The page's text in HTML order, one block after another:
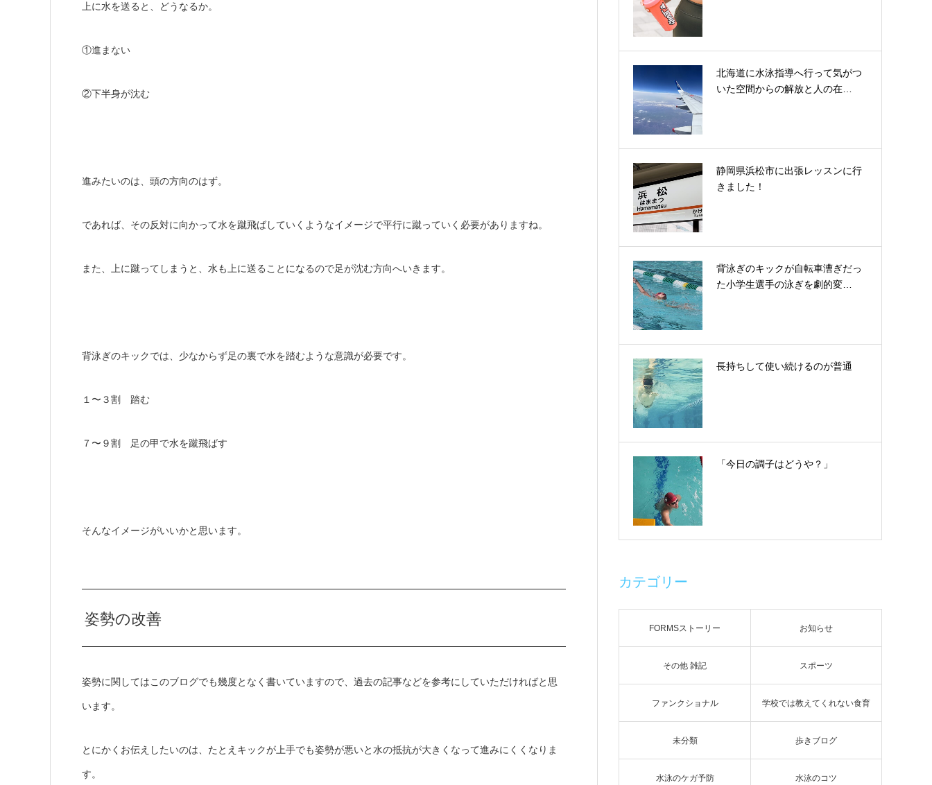
上に水を送ると、どうなるか。
①進まない
②下半身が沈む
進みたいのは、頭の方向のはず。
であれば、その反対に向かって水を蹴飛ばしていくようなイメージで平行に蹴っていく必要がありますね。
また、上に蹴ってしまうと、水も上に送ることになるので足が沈む方向へいきます。
背泳ぎのキックでは、少なからず足の裏で水を踏むような意識が必要です。
１〜３割 踏む
７〜９割 足の甲で水を蹴飛ばす
そんなイメージがいいかと思います。
姿勢の改善
姿勢に関してはこのブログでも幾度となく書いていますので、過去の記事などを参考にしていただければと思
います。
とにかくお伝えしたいのは、たとえキックが上手でも姿勢が悪いと水の抵抗が大きくなって進みにくくなりま
す。
北海道に水泳指導へ行って気がつ
いた空間からの解放と人の在…
静岡県浜松市に出張レッスンに行
きました！
背泳ぎのキックが自転車漕ぎだっ
た小学生選手の泳ぎを劇的変…
長持ちして使い続けるのが普通
「今日の調子はどうや？」
カテゴリー
FORMSストーリー お知らせ
その他 雑記 スポーツ
ファンクショナル 学校では教えてくれない食育
未分類 歩きブログ
水泳のケガ予防 水泳のコツ